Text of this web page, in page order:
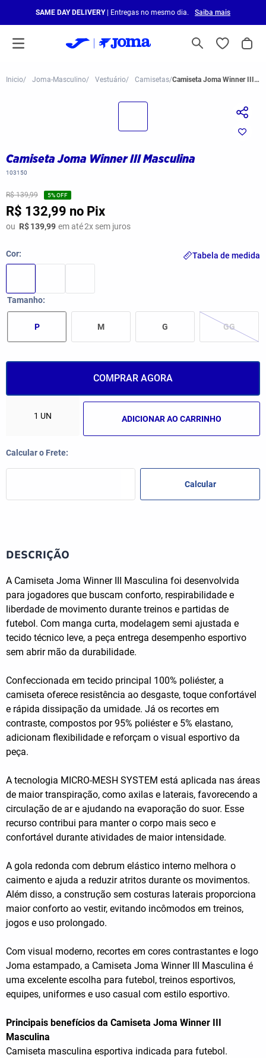
SAME DAY DELIVERY| Entregas no mesmo dia. Saiba mais
Joma-Masculino Vestuário Camisetas Camiseta Joma Winner III Masculina
Camiseta Joma Winner III Masculina
103150
R$ 139,99 5% OFF
R$ 132,99 no Pix
ou R$139,99 em até2x sem juros
Cor
Tamanho
G GG
M
P
Tabela de medida
COMPRAR AGORA
ADICIONAR AO CARRINHO
DESCRIÇÃO
A Camiseta Joma Winner III Masculina foi desenvolvida
para jogadores que buscam conforto, respirabilidade e
liberdade de movimento durante treinos e partidas de
futebol. Com manga curta, modelagem semi ajustada e
tecido técnico leve, a peça entrega desempenho esportivo
sem abrir mão da durabilidade.
Confeccionada em tecido principal 100% poliéster, a
camiseta oferece resistência ao desgaste, toque confortável
e rápida dissipação da umidade. Já os recortes em
contraste, compostos por 95% poliéster e 5% elastano,
adicionam flexibilidade e reforçam o visual esportivo da
peça.
A tecnologia MICRO-MESH SYSTEM está aplicada nas áreas
de maior transpiração, como axilas e laterais, favorecendo a
circulação de ar e ajudando na evaporação do suor. Esse
recurso contribui para manter o corpo mais seco e
confortável durante atividades de maior intensidade.
A gola redonda com debrum elástico interno melhora o
caimento e ajuda a reduzir atritos durante os movimentos.
Além disso, a construção sem costuras laterais proporciona
maior conforto ao vestir, evitando incômodos em treinos,
jogos e uso prolongado.
Com visual moderno, recortes em cores contrastantes e logo
Joma estampado, a Camiseta Joma Winner III Masculina é
uma excelente escolha para futebol, treinos esportivos,
equipes, uniformes e uso casual com estilo esportivo.
Principais benefícios da Camiseta Joma Winner III
Masculina
Camiseta masculina esportiva indicada para futebol.